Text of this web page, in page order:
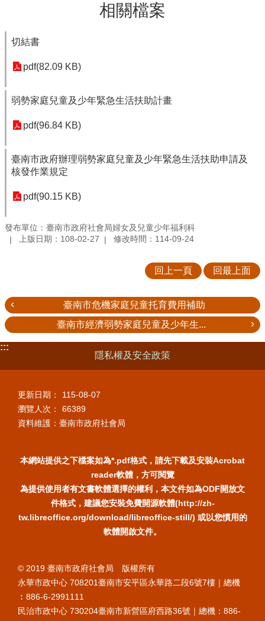
相關檔案
切結書
pdf(82.09 KB)
弱勢家庭兒童及少年緊急生活扶助計畫
pdf(96.84 KB)
臺南市政府辦理弱勢家庭兒童及少年緊急生活扶助申請及
核發作業規定
pdf(90.15 KB)
發布單位：臺南市政府社會局婦女及兒童少年福利科
上版日期：108-02-27
修改時間：114-09-24
回上一頁 回最上面
臺南市危機家庭兒童托育費用補助
臺南市經濟弱勢家庭兒童及少年生...
:::
隱私權及安全政策
更新日期：
115-08-07
瀏覽人次：
66389
資料維護：臺南市政府社會局
本網站提供之下檔案如為*.pdf格式，請先下載及安裝Acrobat
reader軟體，方可閱覽
為提供使用者有文書軟體選擇的權利，本文件如為ODF開放文
件格式，建議您安裝免費開源軟體(http://zh-
tw.libreoffice.org/download/libreoffice-still/) 或以您慣用的
軟體開啟文件。
© 2019 臺南市政府社會局 版權所有
永華市政中心 708201臺南市安平區永華路二段6號7樓｜總機
︰886-6-2991111
民治市政中心 730204臺南市新營區府西路36號｜總機：886-